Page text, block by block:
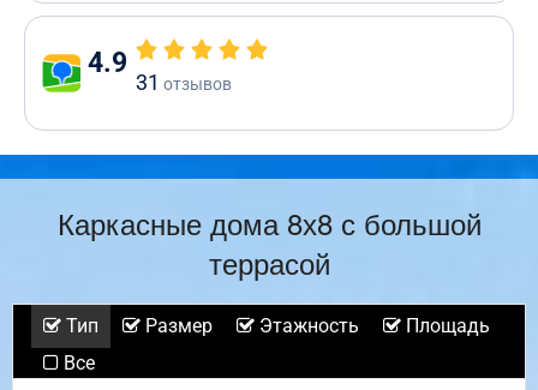
4.9
31 отзывов
Каркасные дома 8х8 с большой
террасой
Тип Размер Этажность
Площадь
Все